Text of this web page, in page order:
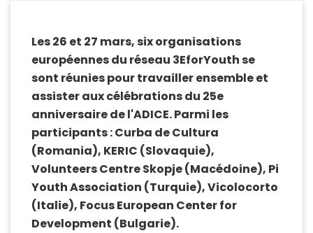
Les 26 et 27 mars, six organisations
européennes du réseau 3EforYouth se
sont réunies pour travailler ensemble et
assister aux célébrations du 25e
anniversaire de l'ADICE. Parmi les
participants : Curba de Cultura
(Romania), KERIC (Slovaquie),
Volunteers Centre Skopje (Macédoine), Pi
Youth Association (Turquie), Vicolocorto
(Italie), Focus European Center for
Development (Bulgarie).